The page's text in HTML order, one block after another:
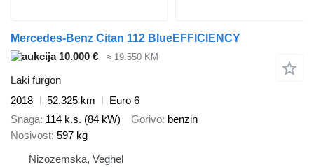
Mercedes-Benz Citan 112 BlueEFFICIENCY
10.000 €
≈ 19.550 KM
Laki furgon
2018
52.325 km
Euro 6
Snaga 114 k.s. (84 kW) Gorivo benzin
Nosivost 597 kg
Nizozemska, Veghel